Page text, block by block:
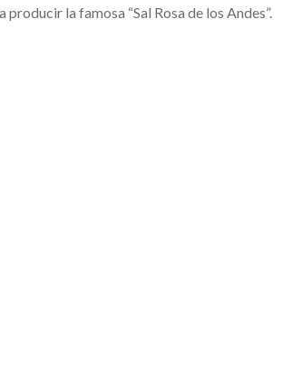
la famosa “Sal Rosa de los Andes”.